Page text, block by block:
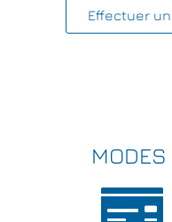
Effectuer
MODES